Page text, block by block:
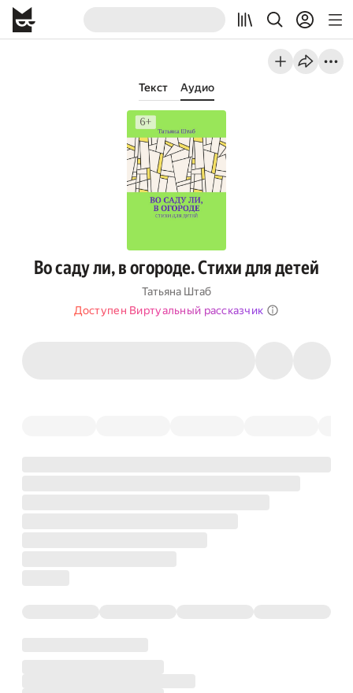
Текст Аудио
Во саду ли, в огороде. Стихи для детей
Татьяна Штаб
Доступен Виртуальный рассказчик